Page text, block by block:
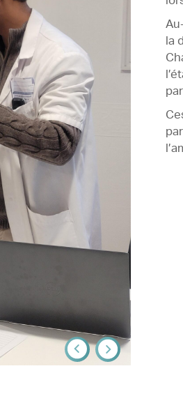
la